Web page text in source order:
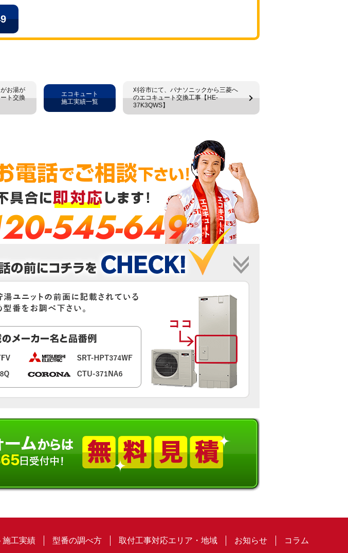
お湯が
ト交換
刈谷市にて、パナソニックから三菱へ
のエコキュート交換工事【HE-
37K3QWS】
エコキュート
施工実績一覧
545-649
施工実績 型番の調べ方 取付工事対応エリア・地域 お知らせ コラム